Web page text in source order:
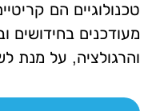
טכנולוגיים הם
מעודכנים בחידושים
והרגולציה, על מנת